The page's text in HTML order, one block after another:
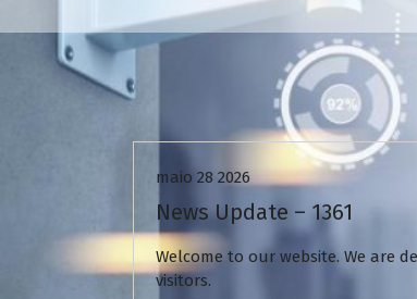
Uncategorized
maio 28 2026
News Update – 1361
Welcome to our website. We are
visitors.